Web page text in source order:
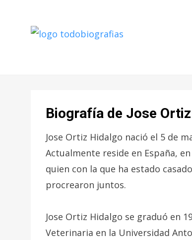
Biografía de Jose
Jose Ortiz Hidalgo nació el 5 de
Actualmente reside en España,
quien con la que ha estado
procrearon juntos.
Jose Ortiz Hidalgo se graduó en
Veterinaria en la Universidad